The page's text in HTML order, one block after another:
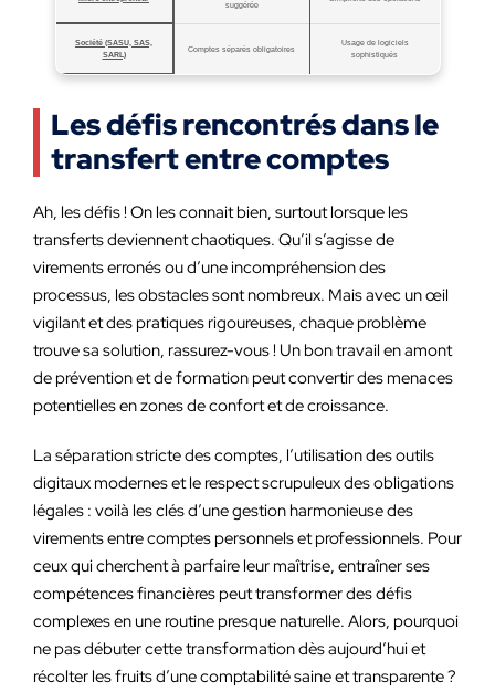
suggérée
Société (SASU, SAS,
SARL)
Comptes séparés obligatoires
Usage de logiciels
sophistiqués
Les défis rencontrés dans le
transfert entre comptes
Ah, les défis ! On les connait bien, surtout lorsque les
transferts deviennent chaotiques. Qu’il s’agisse de
virements erronés ou d’une incompréhension des
processus, les obstacles sont nombreux. Mais avec un œil
vigilant et des pratiques rigoureuses, chaque problème
trouve sa solution, rassurez-vous ! Un bon travail en amont
de prévention et de formation peut convertir des menaces
potentielles en zones de confort et de croissance.
La séparation stricte des comptes, l’utilisation des outils
digitaux modernes et le respect scrupuleux des obligations
légales : voilà les clés d’une gestion harmonieuse des
virements entre comptes personnels et professionnels. Pour
ceux qui cherchent à parfaire leur maîtrise, entraîner ses
compétences financières peut transformer des défis
complexes en une routine presque naturelle. Alors, pourquoi
ne pas débuter cette transformation dès aujourd’hui et
récolter les fruits d’une comptabilité saine et transparente ?